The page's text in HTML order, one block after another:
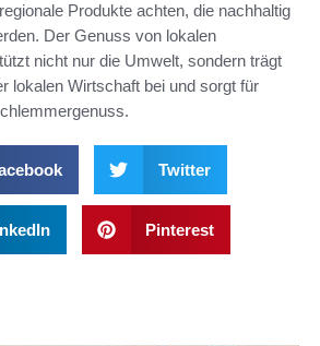
Produkte achten, die nachhaltig
Der Genuss von lokalen
nicht nur die Umwelt, sondern trägt
lokalen Wirtschaft bei und sorgt für
Twitter
Pinterest